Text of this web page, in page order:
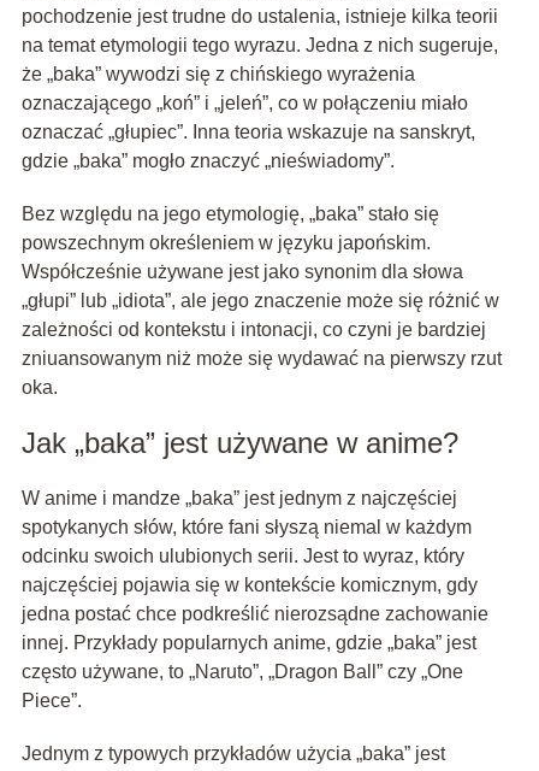
pochodzenie jest trudne do ustalenia, istnieje kilka teorii
na temat etymologii tego wyrazu. Jedna z nich sugeruje,
że „baka” wywodzi się z chińskiego wyrażenia
oznaczającego „koń” i „jeleń”, co w połączeniu miało
oznaczać „głupiec”. Inna teoria wskazuje na sanskryt,
gdzie „baka” mogło znaczyć „nieświadomy”.
Bez względu na jego etymologię, „baka” stało się
powszechnym określeniem w języku japońskim.
Współcześnie używane jest jako synonim dla słowa
„głupi” lub „idiota”, ale jego znaczenie może się różnić w
zależności od kontekstu i intonacji, co czyni je bardziej
zniuansowanym niż może się wydawać na pierwszy rzut
oka.
Jak „baka” jest używane w anime?
W anime i mandze „baka” jest jednym z najczęściej
spotykanych słów, które fani słyszą niemal w każdym
odcinku swoich ulubionych serii. Jest to wyraz, który
najczęściej pojawia się w kontekście komicznym, gdy
jedna postać chce podkreślić nierozsądne zachowanie
innej. Przykłady popularnych anime, gdzie „baka” jest
często używane, to „Naruto”, „Dragon Ball” czy „One
Piece”.
Jednym z typowych przykładów użycia „baka” jest